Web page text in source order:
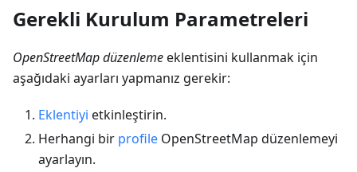
Gerekli Kurulum Parametreleri
OpenStreetMap düzenlemeeklentisini kullanmak için
aşağıdaki ayarları yapmanız gerekir:
Eklentiyi etkinleştirin.
Herhangi bir profile OpenStreetMap düzenlemeyi
ayarlayın.